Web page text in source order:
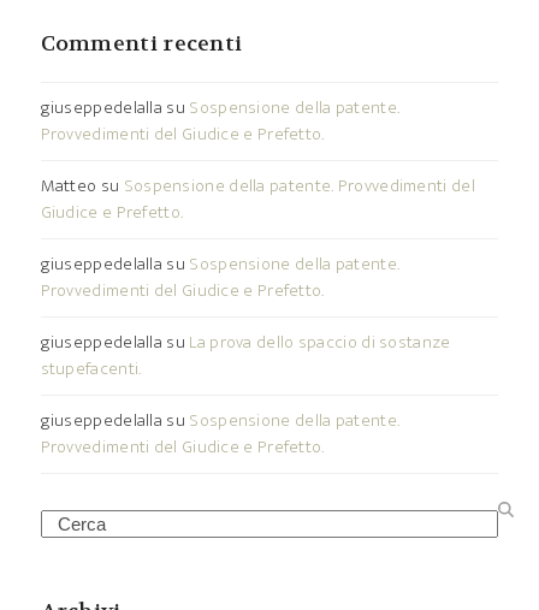
Commenti recenti
giuseppedelalla su Sospensione della patente.
Provvedimenti del Giudice e Prefetto.
Matteo su Sospensione della patente. Provvedimenti del
Giudice e Prefetto.
giuseppedelalla su Sospensione della patente.
Provvedimenti del Giudice e Prefetto.
giuseppedelalla su La prova dello spaccio di sostanze
stupefacenti.
giuseppedelalla su Sospensione della patente.
Provvedimenti del Giudice e Prefetto.
Search